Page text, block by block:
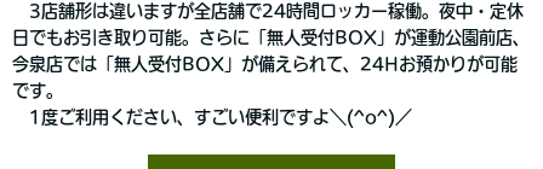
3店舗形は違いますが全店舗で24時間ロッカー稼働。夜中・定休
日でもお引き取り可能。さらに「無人受付BOX」が運動公園前店、
今泉店では「無人受付BOX」が備えられて、24Hお預かりが可能
です。
1度ご利用ください、すごい便利ですよ＼(^o^)／